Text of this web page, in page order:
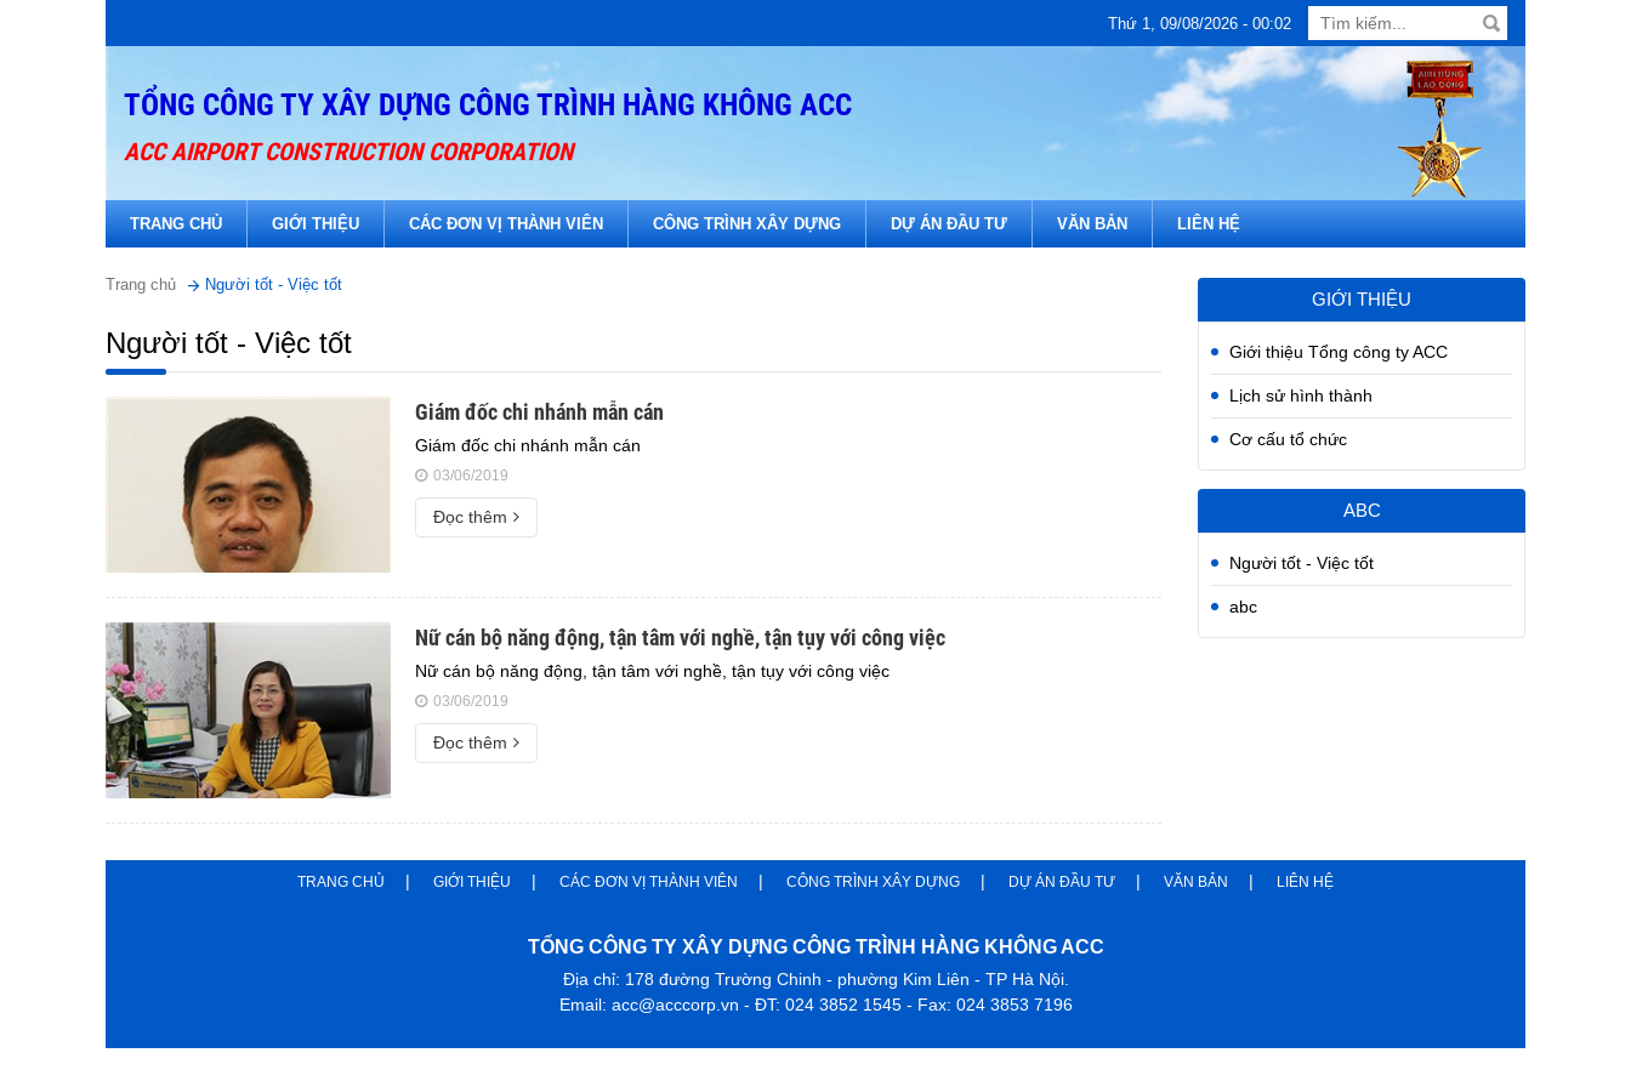
Thứ 1, 09/08/2026 - 00:02
TỔNG CÔNG TY XÂY DỰNG CÔNG TRÌNH HÀNG KHÔNG ACC
ACC AIRPORT CONSTRUCTION CORPORATION
TRANG CHỦ GIỚI THIỆU CÁC ĐƠN VỊ THÀNH VIÊN CÔNG TRÌNH XÂY DỰNG DỰ ÁN ĐẦU TƯ VĂN BẢN LIÊN HỆ
Trang chủ Người tốt - Việc tốt
Người tốt - Việc tốt
Giám đốc chi nhánh mẫn cán
Giám đốc chi nhánh mẫn cán
03/06/2019
Đọc thêm
Nữ cán bộ năng động, tận tâm với nghề, tận tụy với công việc
Nữ cán bộ năng động, tận tâm với nghề, tận tụy với công việc
03/06/2019
Đọc thêm
GIỚI THIỆU
Giới thiệu Tổng công ty ACC
Lịch sử hình thành
Cơ cấu tổ chức
ABC
Người tốt - Việc tốt
abc
TRANG CHỦ GIỚI THIỆU CÁC ĐƠN VỊ THÀNH VIÊN CÔNG TRÌNH XÂY DỰNG DỰ ÁN ĐẦU TƯ VĂN BẢN LIÊN HỆ
TỔNG CÔNG TY XÂY DỰNG CÔNG TRÌNH HÀNG KHÔNG ACC
Địa chỉ: 178 đường Trường Chinh - phường Kim Liên - TP Hà Nội.
Email: acc@acccorp.vn - ĐT: 024 3852 1545 - Fax: 024 3853 7196